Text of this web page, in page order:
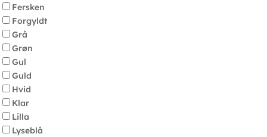
Fersken
Forgyldt
Grå
Grøn
Gul
Guld
Hvid
Klar
Lilla
Lyseblå